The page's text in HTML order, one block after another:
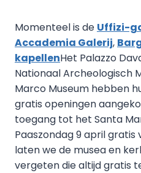
Momenteel is de Uffizi-
Accademia Galerij,
kapellenHet Palazzo
Nationaal Archeologisch
Marco Museum hebben
gratis openingen
toegang tot het Santa
Paaszondag 9 april gratis
laten we de musea en
vergeten die altijd gratis